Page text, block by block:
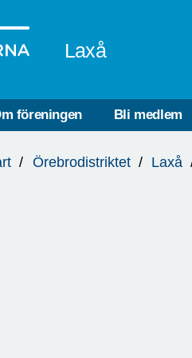
Laxå
föreningen Bli medlem
Örebrodistriktet Laxå